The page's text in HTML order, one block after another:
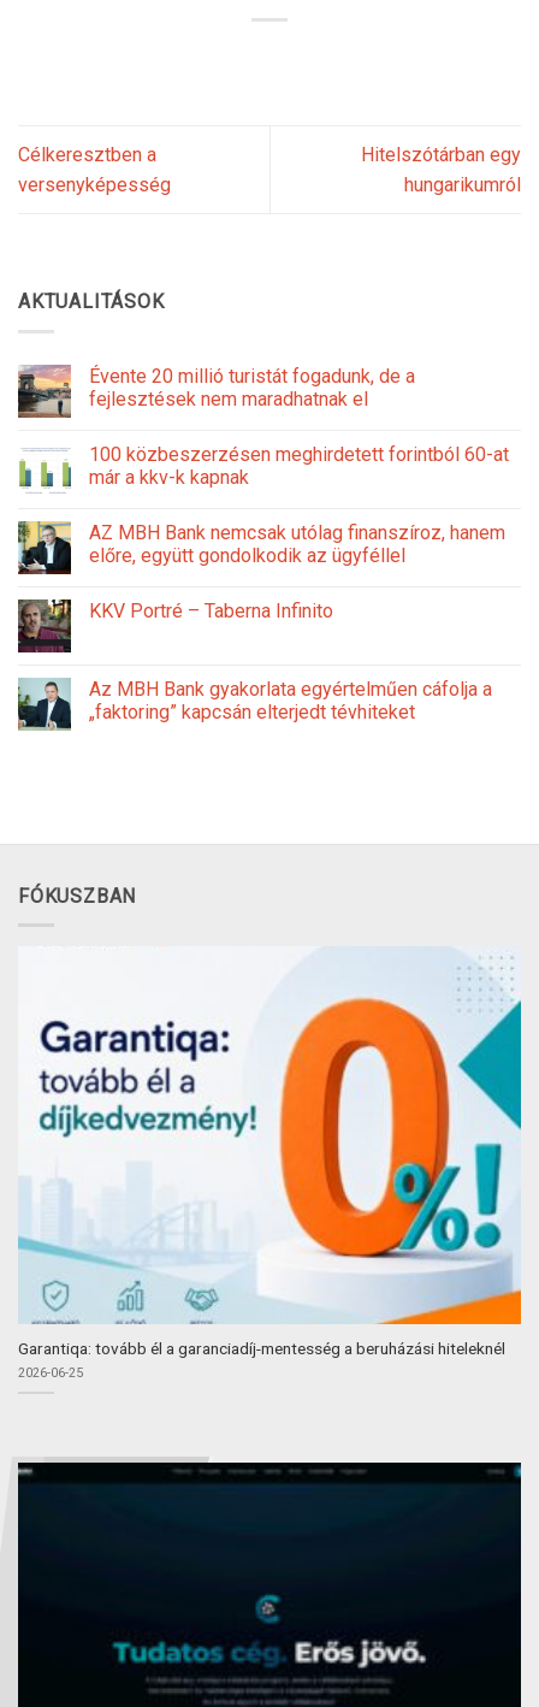
Célkeresztben a
versenyképesség
Hitelszótárban egy
hungarikumról
AKTUALITÁSOK
Évente 20 millió turistát fogadunk, de a
fejlesztések nem maradhatnak el
100 közbeszerzésen meghirdetett forintból 60-at
már a kkv-k kapnak
AZ MBH Bank nemcsak utólag finanszíroz, hanem
előre, együtt gondolkodik az ügyféllel
KKV Portré – Taberna Infinito
Az MBH Bank gyakorlata egyértelműen cáfolja a
„faktoring” kapcsán elterjedt tévhiteket
FÓKUSZBAN
Garantiqa: tovább él a garanciadíj-mentesség a beruházási hiteleknél
2026-06-25